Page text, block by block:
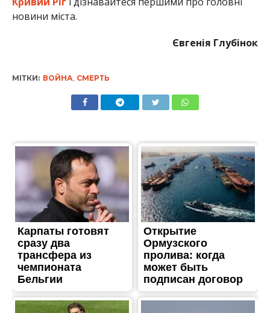
новини міста.
Євгенія Глубінок
МІТКИ: ВОЙНА СМЕРТЬ